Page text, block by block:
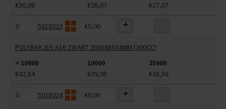
€30,08
€28,07 €27,07
5018023 €0,00
POLYBAKJES A16 ZWART 203X68X34MM (300CC)
< 10000
10000
25000
€42,84
€39,98 €38,56
5018024 €0,00